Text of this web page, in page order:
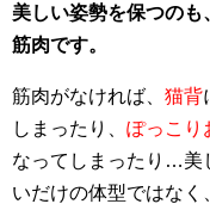
美しい姿勢を保つの
筋肉です。
筋肉がなければ、 猫背
しまったり、 ぽっこり
なってしまったり…美
いだけの体型ではなく